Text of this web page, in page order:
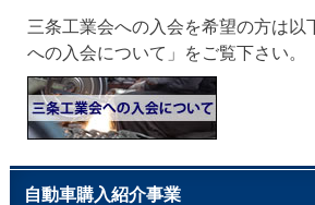
三条工業会への入会を希望の方は以
への入会について」をご覧下さい。
自動車購入紹介事業